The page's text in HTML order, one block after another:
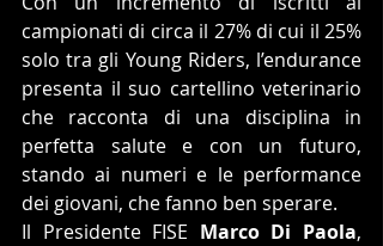
campionati di circa il 27% di cui il 25%
solo tra gli Young Riders, l’endurance
presenta il suo cartellino veterinario
che racconta di una disciplina in
perfetta salute e con un futuro,
stando ai numeri e le performance
dei giovani, che fanno ben sperare.
Il Presidente FISE Marco Di Paola,